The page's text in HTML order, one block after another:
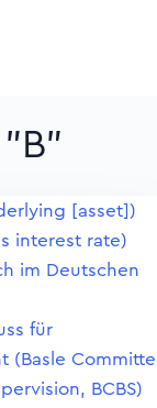
[asset])
interest rate)
im Deutschen
für
(Basle
BCBS)